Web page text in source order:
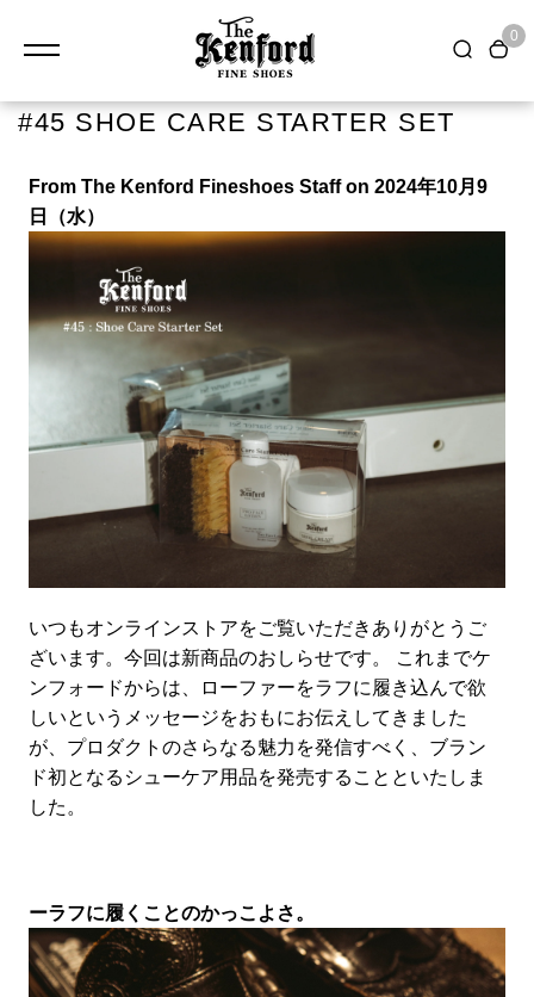
0
#45 SHOE CARE STARTER SET
From The Kenford Fineshoes Staff on 2024年10月9
日（水）
いつもオンラインストアをご覧いただきありがとうご
ざいます。今回は新商品のおしらせです。 これまでケ
ンフォードからは、ローファーをラフに履き込んで欲
しいというメッセージをおもにお伝えしてきました
が、プロダクトのさらなる魅力を発信すべく、ブラン
ド初となるシューケア用品を発売することといたしま
した。
ーラフに履くことのかっこよさ。